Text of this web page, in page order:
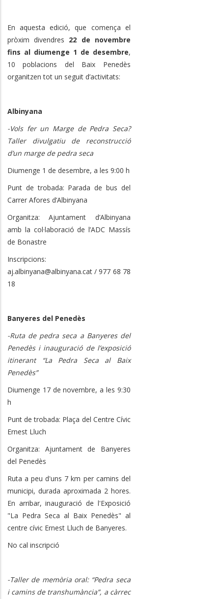
En aquesta edició, que comença el
pròxim divendres 22 de novembre
fins al diumenge 1 de desembre,
10 poblacions del Baix Penedès
organitzen tot un seguit d’activitats:
Albinyana
-Vols fer un Marge de Pedra Seca?
Taller divulgatiu de reconstrucció
d’un marge de pedra seca
Diumenge 1 de desembre, a les 9:00 h
Punt de trobada: Parada de bus del
Carrer Afores d’Albinyana
Organitza: Ajuntament d’Albinyana
amb la col·laboració de l’ADC Massís
de Bonastre
Inscripcions:
aj.albinyana@albinyana.cat / 977 68 78
18
Banyeres del Penedès
-Ruta de pedra seca a Banyeres del
Penedès i inauguració de l’exposició
itinerant “La Pedra Seca al Baix
Penedès”
Diumenge 17 de novembre, a les 9:30
h
Punt de trobada: Plaça del Centre Cívic
Ernest Lluch
Organitza: Ajuntament de Banyeres
del Penedès
Ruta a peu d'uns 7 km per camins del
municipi, durada aproximada 2 hores.
En arribar, inauguració de l'Exposició
"La Pedra Seca al Baix Penedès" al
centre cívic Ernest Lluch de Banyeres.
No cal inscripció
-Taller de memòria oral: “Pedra seca
i camins de transhumància”, a càrrec